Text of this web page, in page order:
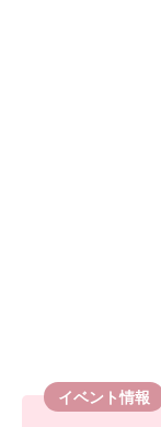
イベント情報